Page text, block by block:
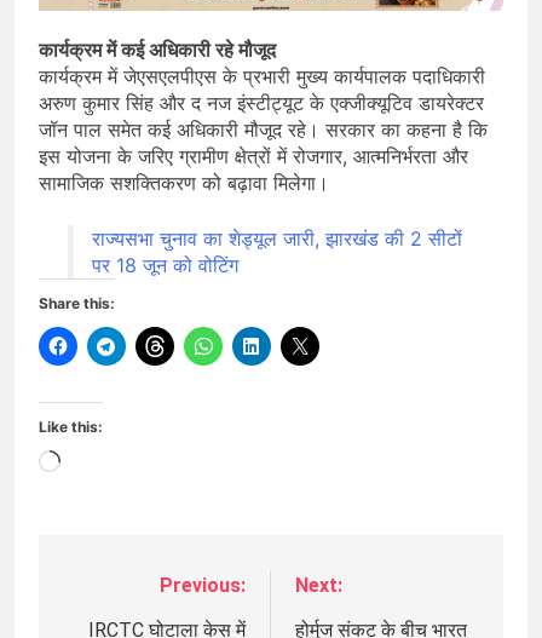
कार्यक्रम में कई अधिकारी रहे मौजूद
कार्यक्रम में जेएसएलपीएस के प्रभारी मुख्य कार्यपालक पदाधिकारी
अरुण कुमार सिंह और द नज इंस्टीट्यूट के एक्जीक्यूटिव डायरेक्टर
जॉन पाल समेत कई अधिकारी मौजूद रहे। सरकार का कहना है कि
इस योजना के जरिए ग्रामीण क्षेत्रों में रोजगार, आत्मनिर्भरता और
सामाजिक सशक्तिकरण को बढ़ावा मिलेगा।
राज्यसभा चुनाव का शेड्यूल जारी, झारखंड की 2 सीटों
पर 18 जून को वोटिंग
Share this:
Like this:
Loading…
Previous:
IRCTC घोटाला केस में
Next:
होर्मुज संकट के बीच भारत